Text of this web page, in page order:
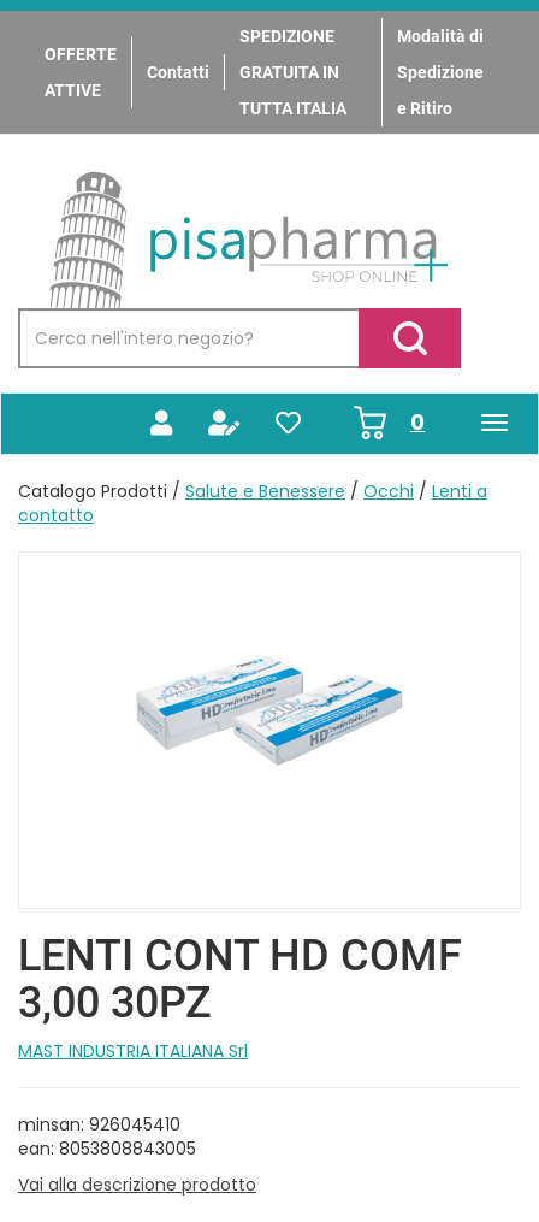
Passa
contenuto
principale
OFFERTE
ATTIVE
Contatti
SPEDIZIONE
GRATUITA IN
TUTTA ITALIA
Modalità di
Spedizione
e Ritiro
PisaPharma
Prodotto
Cerca Prodotto
0prodotti
inseriti
Catalogo Prodotti / Salute e Benessere / Occhi / Lenti a
contatto
LENTI CONT HD COMF
3,00 30PZ
MAST INDUSTRIA ITALIANA Srl
minsan: 926045410
ean: 8053808843005
Vai alla descrizione prodotto